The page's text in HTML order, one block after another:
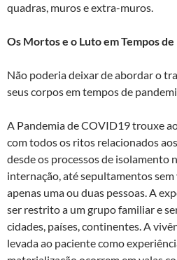
quadras, muros e extra-muros.
Os Mortos e o Luto em Tempos de
Não poderia deixar de abordar o
seus corpos em tempos de
A Pandemia de COVID19 trouxe
com todos os ritos relacionados
desde os processos de isolamento
internação, até sepultamentos
apenas uma ou duas pessoas. A
ser restrito a um grupo familiar e
cidades, países, continentes. A
levada ao paciente como